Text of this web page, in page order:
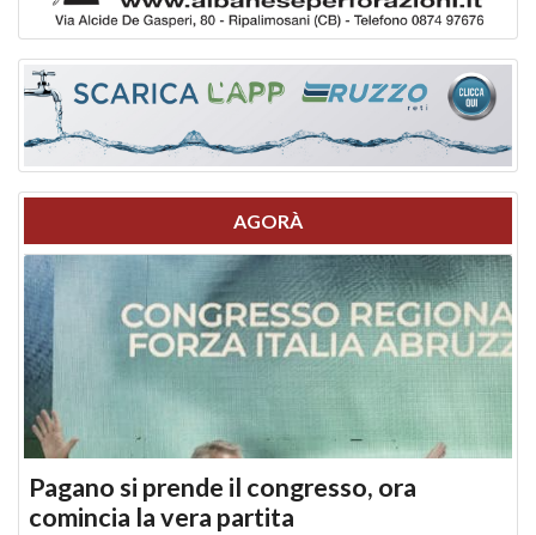
AGORÀ
Pagano si prende il congresso, ora
comincia la vera partita